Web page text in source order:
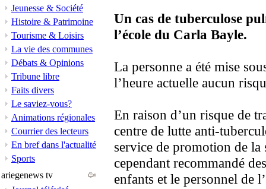
Jeunesse & Société
Histoire & Patrimoine
Tourisme & Loisirs
La vie des communes
Débats & Opinions
Tribune libre
Faits divers
Le saviez-vous?
Animations régionales
Courrier des lecteurs
En bref dans l'actualité
Sports
ariegenews tv
Un cas de tuberculose
l’école du Carla Bayle.
La personne a été mise
l’heure actuelle aucun
En raison d’un risque de
centre de lutte anti-
service de promotion de la
cependant recommandé
enfants et le personnel de